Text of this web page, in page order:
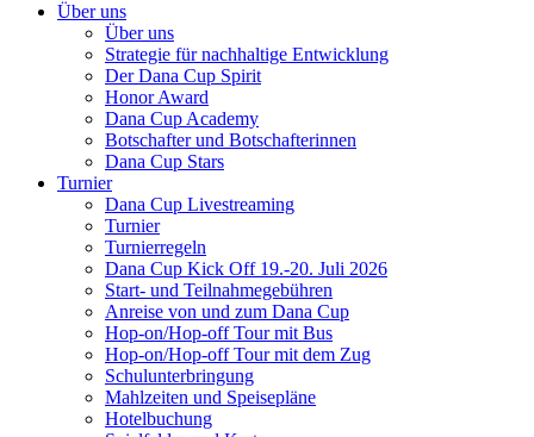
Über uns
Über uns
Strategie für nachhaltige Entwicklung
Der Dana Cup Spirit
Honor Award
Dana Cup Academy
Botschafter und Botschafterinnen
Dana Cup Stars
Turnier
Dana Cup Livestreaming
Turnier
Turnierregeln
Dana Cup Kick Off 19.-20. Juli 2026
Start- und Teilnahmegebühren
Anreise von und zum Dana Cup
Hop-on/Hop-off Tour mit Bus
Hop-on/Hop-off Tour mit dem Zug
Schulunterbringung
Mahlzeiten und Speisepläne
Hotelbuchung